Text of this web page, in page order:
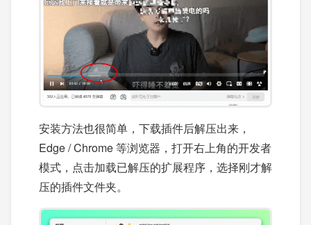
安装方法也很简单，下载插件后解压出来，
Edge / Chrome 等浏览器，打开右上角的开发者
模式，点击加载已解压的扩展程序，选择刚才解
压的插件文件夹。